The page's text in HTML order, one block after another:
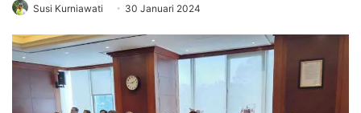
Susi Kurniawati 30 Januari 2024